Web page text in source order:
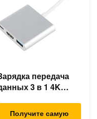
передача
3 в 1 4K
Type C Hub
Получите самую